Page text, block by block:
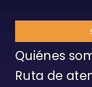
Quiénes
Ruta de